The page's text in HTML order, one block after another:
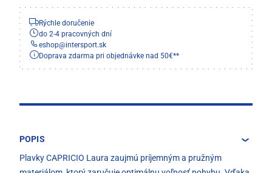
Rýchle doručenie
do 2-4 pracovných dní
eshop@intersport.sk
Doprava zdarma pri objednávke nad 50€**
POPIS
Plavky CAPRICIO Laura zaujmú príjemným a pružným